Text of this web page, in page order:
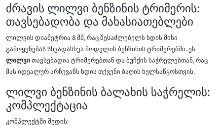
ძრავის ლილვი ბენზინის ტრიმერის:
თავსებადობა და მახასიათებლები
ლილვის დიამეტრია 8 მმ, რაც შესაძლებელს ხდის მისი
გამოყენებას სხვადასხვა მოდელის ბენზინის ტრიმერებში. ეს
ლილვითავსებადია ტრიმერებთან და ბუჩქის საჭრელებთან, რაც
მას იდეალურ არჩევანს ხდის თქვენი ბაღის ხელსაწყოსთვის.
ლილვი ბენზინის ბალახის საჭრელის:
კომპლექტაცია
კომპლექტში შედის: